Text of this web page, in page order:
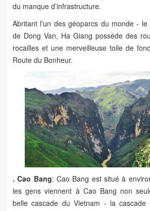
du manque d’infrastructure.
Abritant l'un des géoparcs du monde -
de Dong Van, Ha Giang possède des
rocailles et une merveilleuse toile de
Route du Bonheur.
.Cao Bang: Cao Bang est situé à
les gens viennent à Cao Bang non
belle cascade du Vietnam - la